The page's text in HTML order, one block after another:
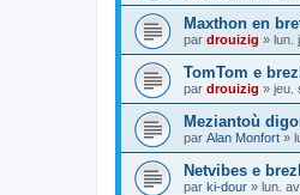
Maxthon en
par drouizig » lun.
TomTom e
par drouizig » jeu.
Meziantoù
par Alan Monfort »
Netvibes e
par ki-dour » lun.